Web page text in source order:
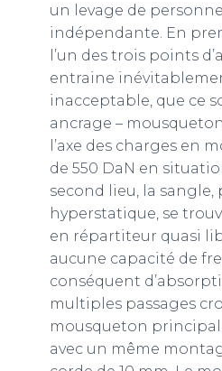
un levage de
indépendante. En
l’un des trois points
entraine
inacceptable, que ce
ancrage –
l’axe des charges en
de 550 DaN en
second lieu, la
hyperstatique, se
en répartiteur quasi
aucune capacité de
conséquent
multiples passages
mousqueton
avec un même